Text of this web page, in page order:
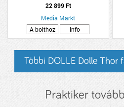
22 899 Ft
Media Markt
A bolthoz
Info
Többi DOLLE Dolle Thor
Praktiker